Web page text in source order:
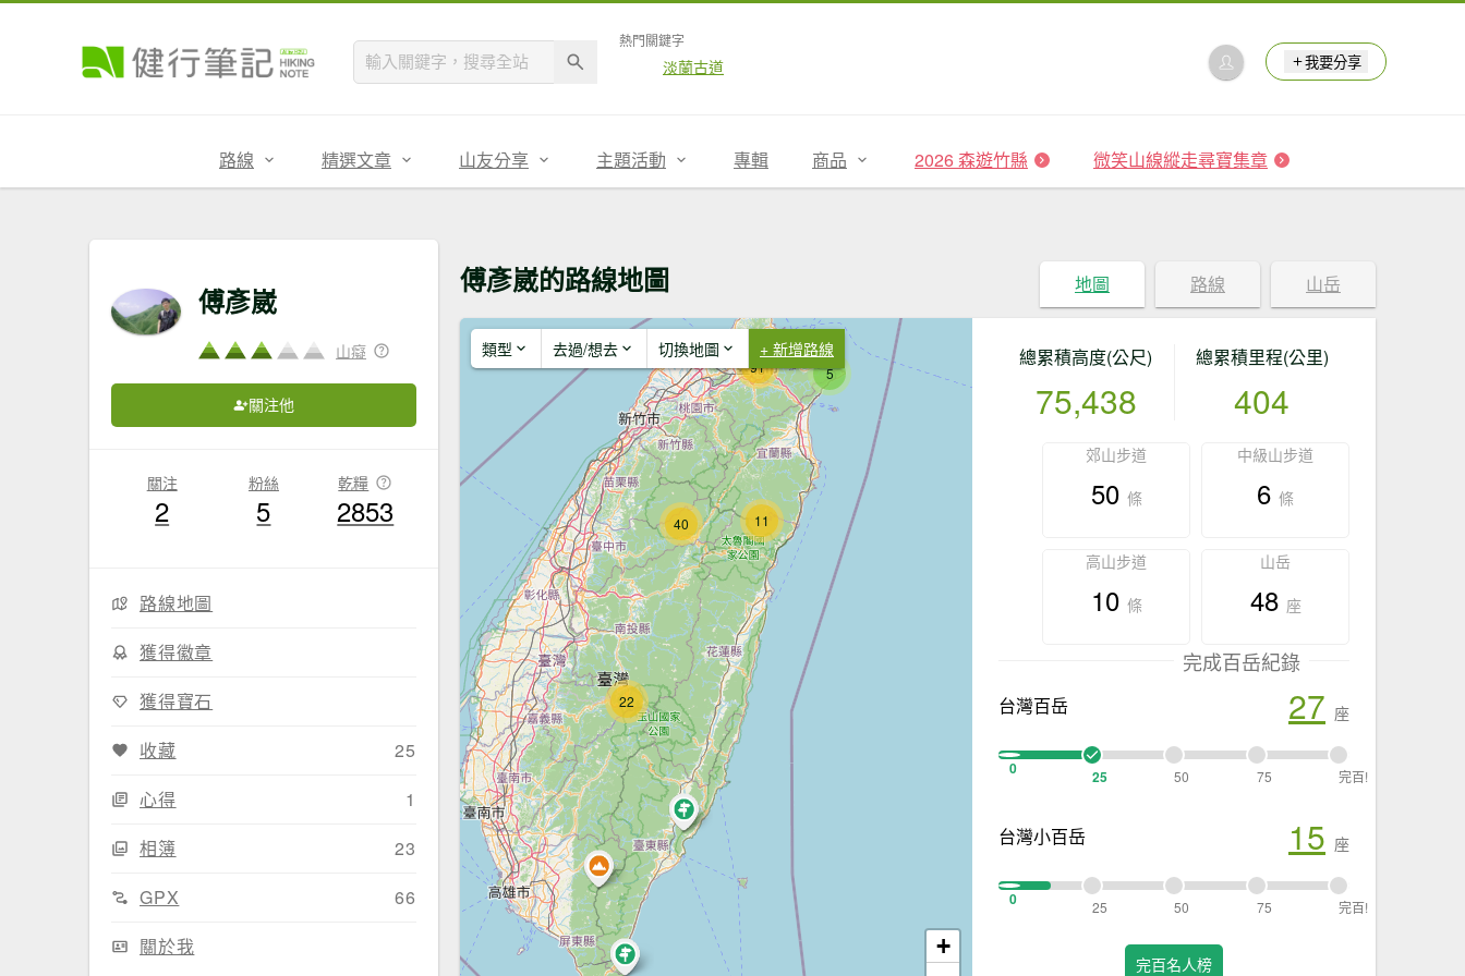
熱門關鍵字
淡蘭古道 我要分享
路線 精選文章 山友分享 主題活動 專輯 商品 2026 森遊竹縣 微笑山線縱走尋寶集章
傅彥崴
山癡
關注他
關注
2
粉絲
5
乾糧
2853
路線地圖
獲得徽章
獲得寶石
收藏
25
心得
1
相簿
23
GPX
66
關於我
傅彥崴的路線地圖 地圖 路線 山岳
類型 去過/想去 切換地圖 + 新增路線
22
11
40
5
91
+
總累積高度(公尺)
75,438
總累積里程(公里)
404
郊山步道
50 條
中級山步道
6 條
高山步道
10 條
山岳
48 座
完成百岳紀錄
台灣百岳 27 座
0 25 50 75 完百!
台灣小百岳 15 座
0 25 50 75 完百!
完百名人榜